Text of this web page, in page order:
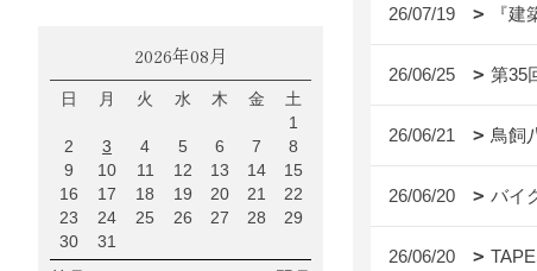
26/07/19 『建
26/06/25 第35
26/06/21 鳥飼
26/06/20 バイ
26/06/20
2026年08月
日 月 火 水 木 金
土
1
2
3 4 5 6 7
8
9
10 11 12 13 14
15
16
17 18 19 20 21
22
23
24 25 26 27 28
29
30
31